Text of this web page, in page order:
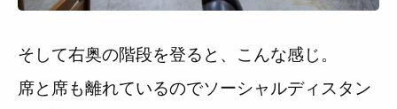
そして右奥の階段を登ると、こんな感じ。
席と席も離れているのでソーシャルディスタン